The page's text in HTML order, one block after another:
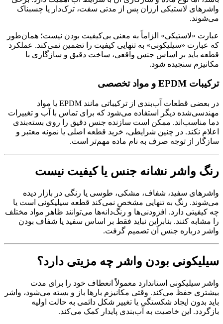
واشرهای لاستیکی ارزان پس از مدتی سفت، ترک‌دار یا چسبناک
می‌شوند.
عبارت «لاستیکی» الزاماً به معنی بی‌کیفیت بودن نیست؛ همان‌طور
که عبارت «سیلیکونی» به تنهایی کیفیت را تضمین نمی‌کند. عملکرد
قطعه باید بر اساس جنس واقعی، ساخت دقیق و سازگاری با
مکانیزم سنجیده شود.
ترکیبات EPDM و مواد تخصصی
در بعضی قطعات آب‌بندی از ترکیباتی مانند EPDM یا مواد
مهندسی‌شده دیگر استفاده می‌شود که برای تماس با آب و تغییرات
دما مناسب‌اند. ممکن است سازنده جنس دقیق را روی بسته‌بندی
اعلام نکند. در چنین شرایطی، خرید قطعه اصلی یا نمونه معتبر و
سازگار از توجه صرف به نام ماده مهم‌تر است.
رنگ واشر نشانه جنس یا کیفیت نیست
واشرهای سفید، شفاف، مشکی، طوسی یا رنگی در بازار دیده
می‌شوند. رنگ به تنهایی مشخص نمی‌کند قطعه سیلیکونی است یا
چه کیفیتی دارد. افزودنی‌ها و رنگ‌دانه‌ها می‌توانند ظاهر مواد مختلف
را مشابه کنند. بنابراین نباید فقط بر اساس سفید یا شفاف بودن
واشر درباره جنس آن تصمیم گرفت.
سیلیکونی بودن واشر چه مزیتی دارد؟
واشر سیلیکونی استاندارد معمولاً انعطاف خود را برای مدت
بیشتری حفظ می‌کند. وقتی مکانیزم بارها باز و بسته می‌شود، واشر
باید بدون ایجاد شکستگی یا تغییر شکل دائمی به حالت اولیه
بازگردد. این خاصیت به آب‌بندی پایدار کمک می‌کند.